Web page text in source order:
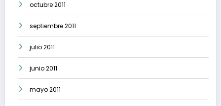
octubre 2011
septiembre 2011
julio 2011
junio 2011
mayo 2011